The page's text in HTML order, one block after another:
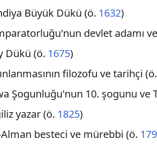
Büyük Dükü (ö. 1632)
devlet adamı
Dükü (ö. 1675)
filozofu ve tarihçi (ö.
Şogunluğu'nun 10. şogunu
yazar (ö. 1825)
besteci ve mürebbi (ö.